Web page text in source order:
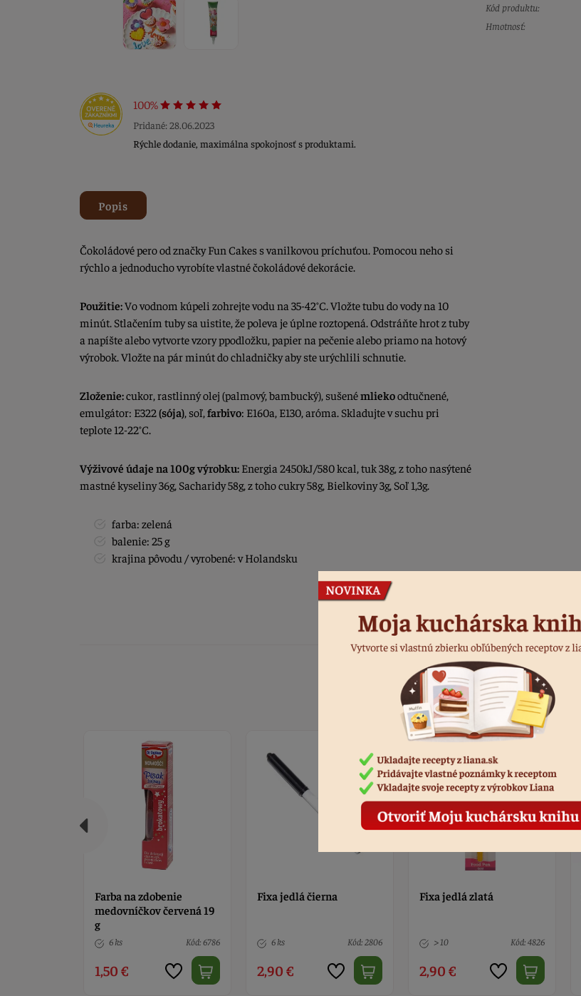
100%
Pridané: 28.06.2023
Rýchle dodanie, maximálna spokojnosť s produktami.
Kód produktu:
Hmotnosť:
Popis
Čokoládové pero od značky Fun Cakes s vanilkovou príchuťou. Pomocou neho si
rýchlo a jednoducho vyrobíte vlastné čokoládové dekorácie.
Použitie:Vo vodnom kúpeli zohrejte vodu na 35-42°C. Vložte tubu do vody na 10
minút. Stlačením tuby sa uistite, že poleva je úplne roztopená. Odstráňte hrot z tuby
a napíšte alebo vytvorte vzory ppodložku, papier na pečenie alebo priamo na hotový
výrobok. Vložte na pár minút do chladničky aby ste urýchlili schnutie.
Zloženie:cukor, rastlinný olej (palmový, bambucký), sušenémliekoodtučnené,
emulgátor: E322(sója), soľ, farbivo: E160a, E130, aróma. Skladujte v suchu pri
teplote 12-22°C.
Výživové údaje na 100g výrobku: Energia 2450kJ/580 kcal, tuk 38g, z toho nasýtené
mastné kyseliny 36g, Sacharidy 58g, z toho cukry 58g, Bielkoviny 3g, Soľ 1,3g.
farba: zelená
balenie: 25 g
krajina pôvodu / vyrobené: v Holandsku
Podobné produkty
Fixa jedlá čierna
6 ks Kód: 2806
2,90 €
Fixa jedlá zlatá
> 10 Kód: 4826
2,90 €
Zdobiace pero silikón
2 ks Kód: 1254
3,50 €